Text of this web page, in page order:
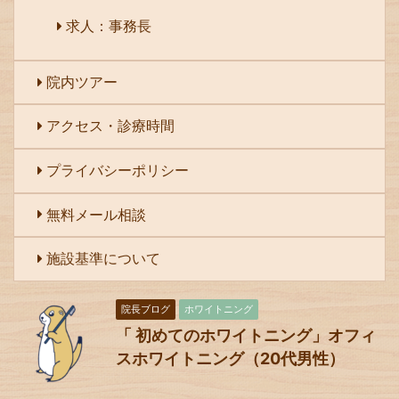
求人：事務長
院内ツアー
アクセス・診療時間
プライバシーポリシー
無料メール相談
施設基準について
院長ブログ ホワイトニング
「 初めてのホワイトニング」オフィ
スホワイトニング（20代男性）